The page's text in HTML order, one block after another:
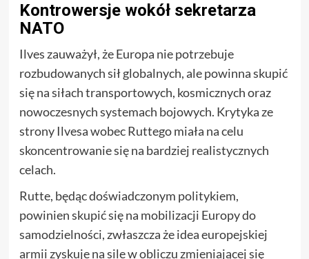
Kontrowersje wokół sekretarza
NATO
Ilves zauważył, że Europa nie potrzebuje
rozbudowanych sił globalnych, ale powinna skupić
się na siłach transportowych, kosmicznych oraz
nowoczesnych systemach bojowych. Krytyka ze
strony Ilvesa wobec Ruttego miała na celu
skoncentrowanie się na bardziej realistycznych
celach.
Rutte, będąc doświadczonym politykiem,
powinien skupić się na mobilizacji Europy do
samodzielności, zwłaszcza że idea europejskiej
armii zyskuje na sile w obliczu zmieniającej się